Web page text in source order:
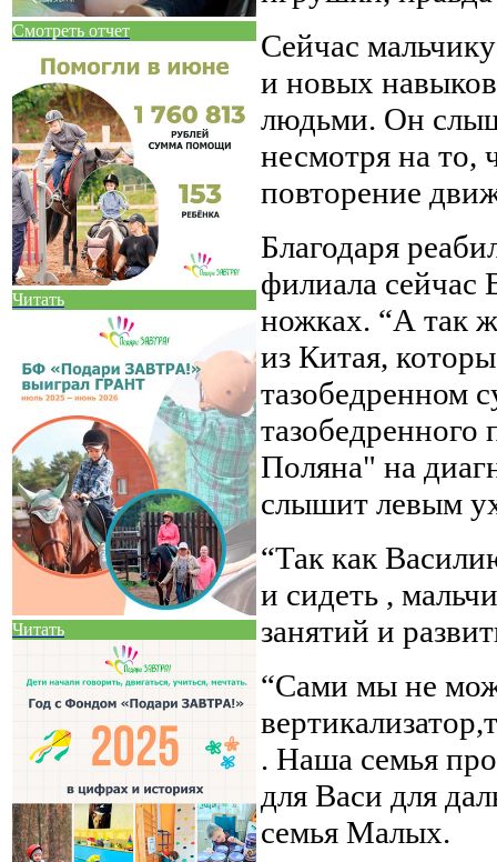
Смотреть отчет
Читать
Читать
Сейчас
и новых
людьми. Он
несмотря на то,
повторение
Благодаря
филиала сейчас
ножках. “А так
из Китая,
тазобедренном
Поляна" на
слышит левым
“Так как
и сидеть ,
занятий и
“Сами мы не
. Наша семья
для Васи для
семья Малых.